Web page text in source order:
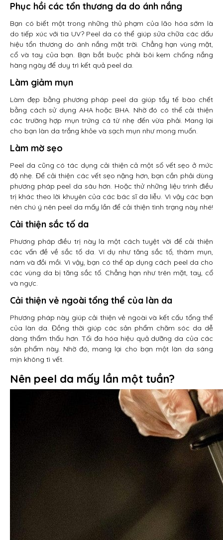
Phục hồi các tổn thương da do ánh nắng
Bạn có biết một trong những thủ phạm của lão hóa sớm là
do tiếp xúc với tia UV? Peel da có thể giúp sửa chữa các dấu
hiệu tổn thương do ánh nắng mặt trời. Chẳng hạn vùng mặt,
cổ và tay của bạn. Bạn bắt buộc phải bôi kem chống nắng
hàng ngày để duy trì kết quả peel da.
Làm giảm mụn
Làm đẹp bằng phương pháp peel da giúp tẩy tế bào chết
bằng cách sử dụng AHA hoặc BHA. Nhờ đó có thể cải thiện
các trường hợp mụn trứng cá từ nhẹ đến vừa phải. Mang lại
cho bạn làn da trắng khỏe và sạch mụn như mong muốn.
Làm mờ sẹo
Peel da cũng có tác dụng cải thiện cả một số vết sẹo ở mức
độ nhẹ. Để cải thiện các vết sẹo nặng hơn, bạn cần phải dùng
phương pháp peel da sâu hơn. Hoặc thử những liệu trình điều
trị khác theo lời khuyên của các bác sĩ da liễu. Vì vậy các bạn
nên chú ý nên peel da mấy lần để cải thiện tình trạng này nhé!
Cải thiện sắc tố da
Phương pháp điều trị này là một cách tuyệt vời để cải thiện
các vấn đề về sắc tố da. Ví dụ như tăng sắc tố, thâm mụn,
nám và đồi mồi. Vì vậy, bạn có thể áp dụng cách peel da cho
các vùng da bị tăng sắc tố. Chẳng hạn như trên mặt, tay, cổ
và ngực.
Cải thiện vẻ ngoài tổng thể của làn da
Phương pháp này giúp cải thiện vẻ ngoài và kết cấu tổng thể
của làn da. Đồng thời giúp các sản phẩm chăm sóc da dễ
dàng thẩm thấu hơn. Tối đa hóa hiệu quả dưỡng da của các
sản phẩm này. Nhờ đó, mang lại cho bạn một làn da sáng
mịn không tì vết.
Nên peel da mấy lần một tuần?